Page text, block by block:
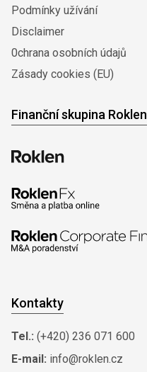
Podmínky užívání
Disclaimer
0chrana osobních údajů
Zásady cookies (EU)
Finanční skupina Roklen
Kontakty
Tel.: (+420) 236 071 600
E-mail: info@roklen.cz